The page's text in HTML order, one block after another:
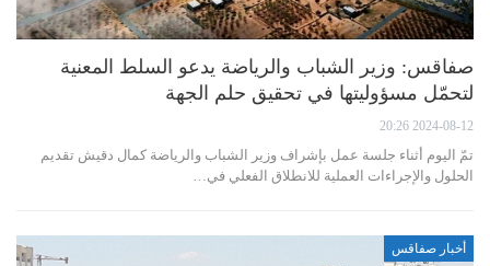
صفاقس: وزير الشباب والرياضة يدعو السلط المعنية
لتحمّل مسؤوليتها في تحقيق حلم الجهة
2024-08-12 20:26
تمّ اليوم أثناء جلسة عمل بإشراف وزير الشباب والرياضة كمال دقيش تقديم
الحلول والإجراءات العملية للانطلاق الفعلي في…
أخبار صفاقس